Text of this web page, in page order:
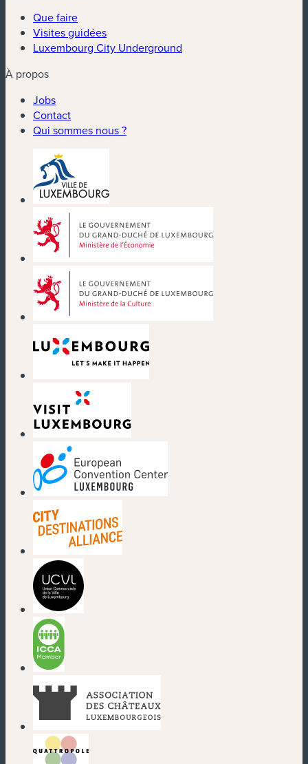
Que faire
Visites guidées
Luxembourg City Underground
À propos
Jobs
Contact
Qui sommes nous ?